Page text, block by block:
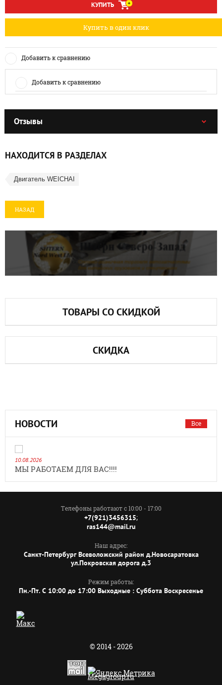
КУПИТЬ
Купить в один клик
Добавить к сравнению
Добавить к сравнению
Отзывы
НАХОДИТСЯ В РАЗДЕЛАХ
Двигатель WEICHAI
НАЗАД
ТОВАРЫ СО СКИДКОЙ
СКИДКА
НОВОСТИ Все
10.08.2026
МЫ РАБОТАЕМ ДЛЯ ВАС!!!!
Телефоны работают с 10:00 - 17:00
+7(921)3456315;
ras144@mail.ru
Наш адрес:
Санкт-Петербург Всеволожский район д.Новосаратовка
ул.Покровская дорога д.3
Режим работы:
Пн.-Пт. C 10:00 до 17:00 Выходные : Суббота Воскресенье
© 2014 - 2026
Megagroup.ru